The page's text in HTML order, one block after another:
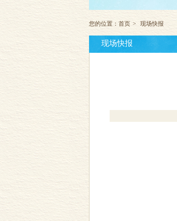
您的位置： 首页 > 现场快报
现场快报